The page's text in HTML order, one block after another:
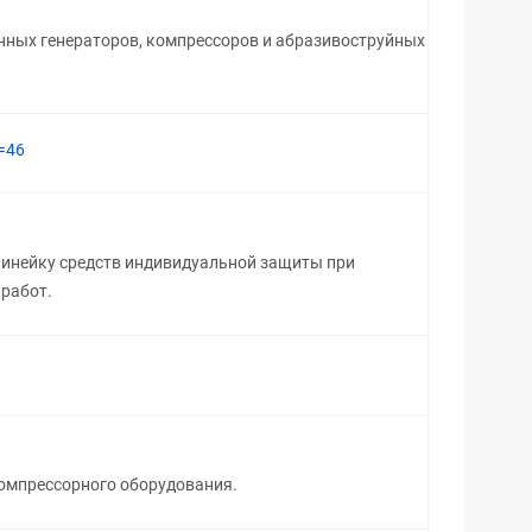
генераторов, компрессоров и абразивоструйных
средств индивидуальной защиты при
оборудования.